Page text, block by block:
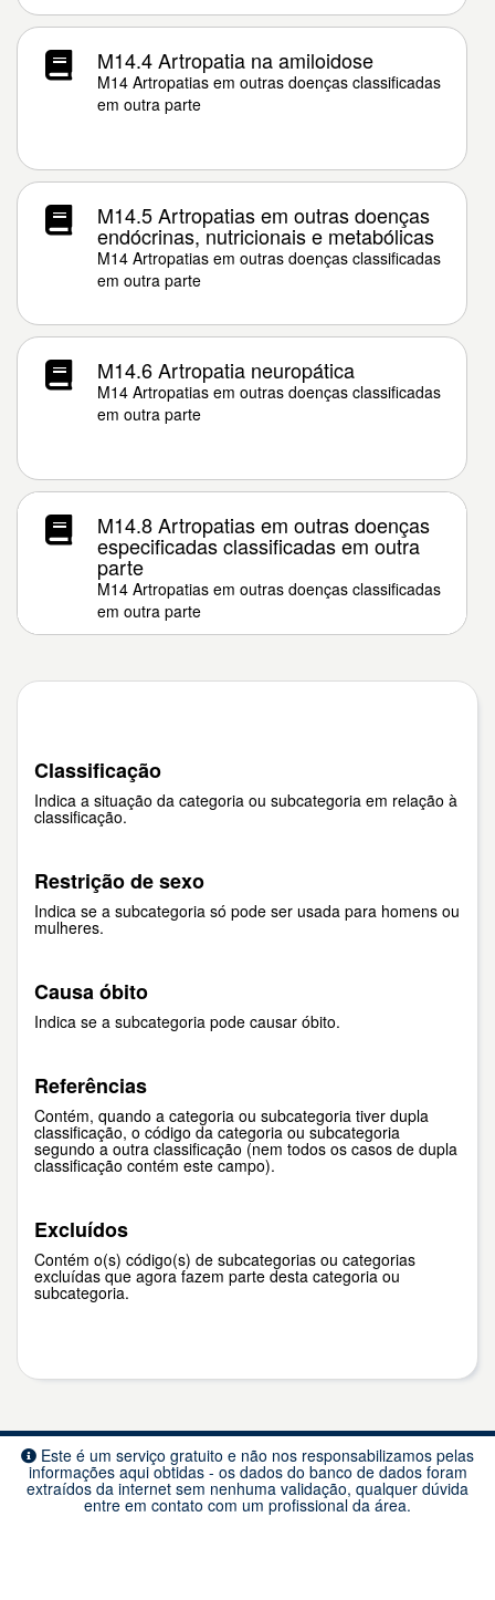
M14.4 Artropatia na amiloidose
M14 Artropatias em outras doenças classificadas
em outra parte
M14.5 Artropatias em outras doenças
endócrinas, nutricionais e metabólicas
M14 Artropatias em outras doenças classificadas
em outra parte
M14.6 Artropatia neuropática
M14 Artropatias em outras doenças classificadas
em outra parte
M14.8 Artropatias em outras doenças
especificadas classificadas em outra
parte
M14 Artropatias em outras doenças classificadas
em outra parte
Classificação
Indica a situação da categoria ou subcategoria em relação à
classificação.
Restrição de sexo
Indica se a subcategoria só pode ser usada para homens ou
mulheres.
Causa óbito
Indica se a subcategoria pode causar óbito.
Referências
Contém, quando a categoria ou subcategoria tiver dupla
classificação, o código da categoria ou subcategoria
segundo a outra classificação (nem todos os casos de dupla
classificação contém este campo).
Excluídos
Contém o(s) código(s) de subcategorias ou categorias
excluídas que agora fazem parte desta categoria ou
subcategoria.
Este é um serviço gratuito e não nos responsabilizamos pelas
informações aqui obtidas - os dados do banco de dados foram
extraídos da internet sem nenhuma validação, qualquer dúvida
entre em contato com um profissional da área.